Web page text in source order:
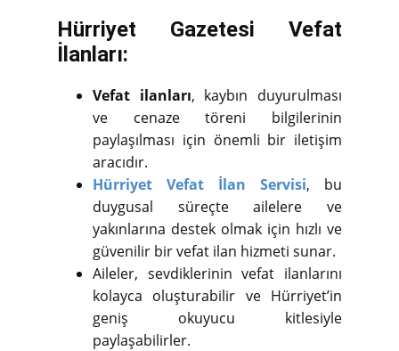
Hürriyet Gazetesi Vefat
İlanları:
Vefat ilanları, kaybın duyurulması
ve cenaze töreni bilgilerinin
paylaşılması için önemli bir iletişim
aracıdır.
Hürriyet Vefat İlan Servisi, bu
duygusal süreçte ailelere ve
yakınlarına destek olmak için hızlı ve
güvenilir bir vefat ilan hizmeti sunar.
Aileler, sevdiklerinin vefat ilanlarını
kolayca oluşturabilir ve Hürriyet’in
geniş okuyucu kitlesiyle
paylaşabilirler.